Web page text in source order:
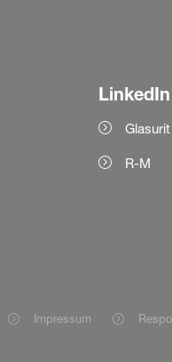
LinkedIn
Glasurit
R-M
Impressum